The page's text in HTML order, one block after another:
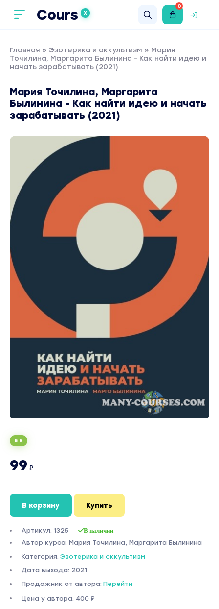
Cours X
0
Главная » Эзотерика и оккультизм » Мария
Точилина, Маргарита Былинина - Как найти идею и
начать зарабатывать (2021)
Мария Точилина, Маргарита
Былинина - Как найти идею и начать
зарабатывать (2021)
5 Б
99 ₽
В корзину Купить
Артикул: 1325 В наличии
Автор курса: Мария Точилина, Маргарита Былинина
Категория: Эзотерика и оккультизм
Дата выхода: 2021
Продажник от автора: Перейти
Цена у автора: 400 ₽